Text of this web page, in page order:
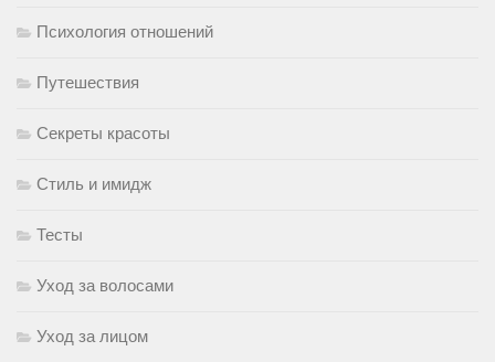
Психология отношений
Путешествия
Секреты красоты
Стиль и имидж
Тесты
Уход за волосами
Уход за лицом